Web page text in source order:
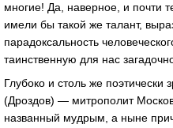
многие! Да, наверное, и почти
имели бы такой же талант,
парадоксальность
таинственную для нас
Глубоко и столь же
(Дроздов) — митрополит
названный мудрым, а ныне